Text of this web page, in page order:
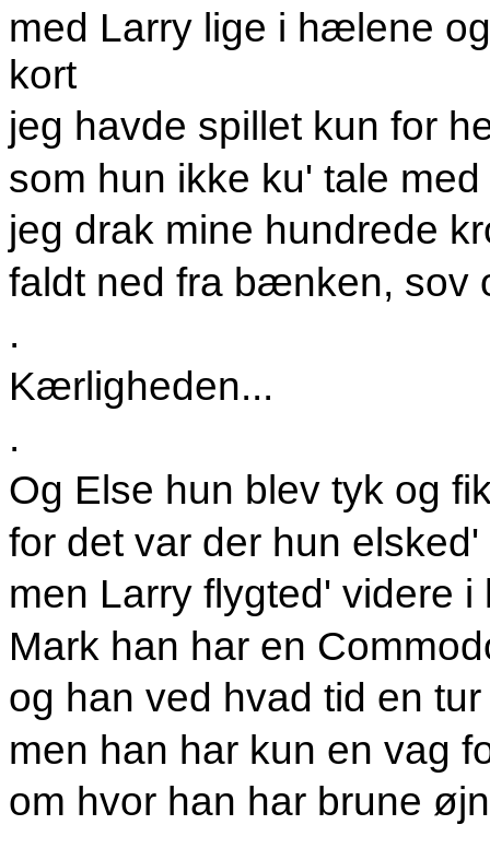
med Larry lige i hælene
kort
jeg havde spillet kun for
som hun ikke ku' tale
jeg drak mine hundrede
faldt ned fra bænken, sov
.
Kærligheden...
.
Og Else hun blev tyk og
for det var der hun
men Larry flygted' videre
Mark han har en
og han ved hvad tid en
men han har kun en vag
om hvor han har brune